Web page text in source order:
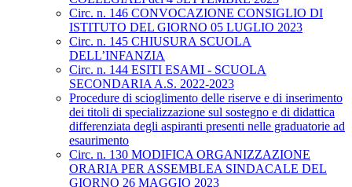
Circ. n. 146 CONVOCAZIONE CONSIGLIO DI
ISTITUTO DEL GIORNO 05 LUGLIO 2023
Circ. n. 145 CHIUSURA SCUOLA
DELL’INFANZIA
Circ. n. 144 ESITI ESAMI - SCUOLA
SECONDARIA A.S. 2022-2023
Procedure di scioglimento delle riserve e di inserimento
dei titoli di specializzazione sul sostegno e di didattica
differenziata degli aspiranti presenti nelle graduatorie ad
esaurimento
Circ. n. 130 MODIFICA ORGANIZZAZIONE
ORARIA PER ASSEMBLEA SINDACALE DEL
GIORNO 26 MAGGIO 2023